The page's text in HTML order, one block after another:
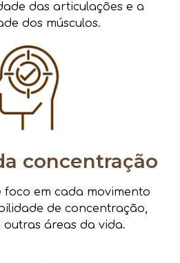
das articulações e a
dos músculos.
concentração
foco em cada movimento
de concentração,
áreas da vida.